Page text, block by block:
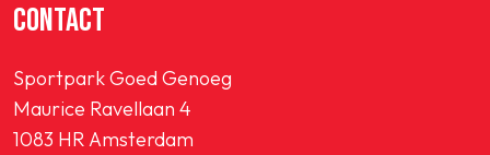
CONTACT
Sportpark Goed Genoeg
Maurice Ravellaan 4
1083 HR Amsterdam